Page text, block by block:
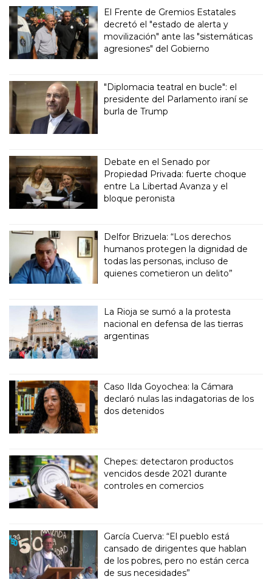
El Frente de Gremios Estatales
decretó el "estado de alerta y
movilización" ante las "sistemáticas
agresiones" del Gobierno
"Diplomacia teatral en bucle": el
presidente del Parlamento iraní se
burla de Trump
Debate en el Senado por
Propiedad Privada: fuerte choque
entre La Libertad Avanza y el
bloque peronista
Delfor Brizuela: “Los derechos
humanos protegen la dignidad de
todas las personas, incluso de
quienes cometieron un delito”
La Rioja se sumó a la protesta
nacional en defensa de las tierras
argentinas
Caso Ilda Goyochea: la Cámara
declaró nulas las indagatorias de los
dos detenidos
Chepes: detectaron productos
vencidos desde 2021 durante
controles en comercios
García Cuerva: “El pueblo está
cansado de dirigentes que hablan
de los pobres, pero no están cerca
de sus necesidades”